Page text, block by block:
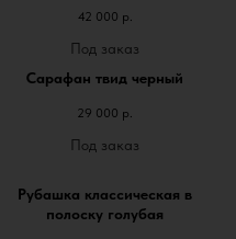
42 000 р.
Сарафан твид черный
29 000 р.
Рубашка классическая в
полоску голубая